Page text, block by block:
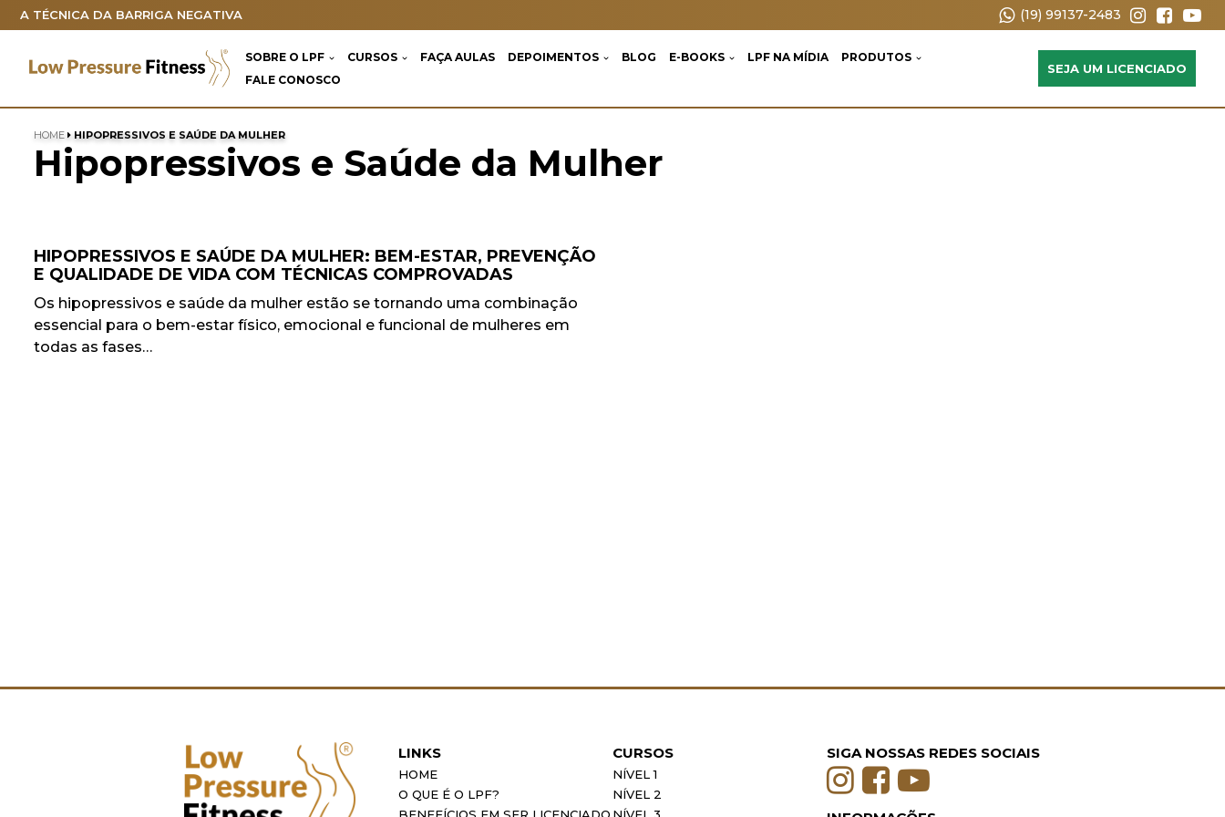
A TÉCNICA DA BARRIGA NEGATIVA (19) 99137-2483
para
SOBRE O LPF CURSOS FAÇA AULAS DEPOIMENTOS BLOG E-BOOKS LPF NA MÍDIA
PRODUTOS
FALE CONOSCO
SEJA UM LICENCIADO
HOME HIPOPRESSIVOS E SAÚDE DA MULHER
Hipopressivos e Saúde da Mulher
HIPOPRESSIVOS E SAÚDE DA MULHER: BEM-ESTAR, PREVENÇÃO
E QUALIDADE DE VIDA COM TÉCNICAS COMPROVADAS
Os hipopressivos e saúde da mulher estão se tornando uma combinação
essencial para o bem-estar físico, emocional e funcional de mulheres em
todas as fases…
LINKS
HOME
O QUE É O LPF?
CURSOS
NÍVEL 1
NÍVEL 2
SIGA NOSSAS REDES SOCIAIS